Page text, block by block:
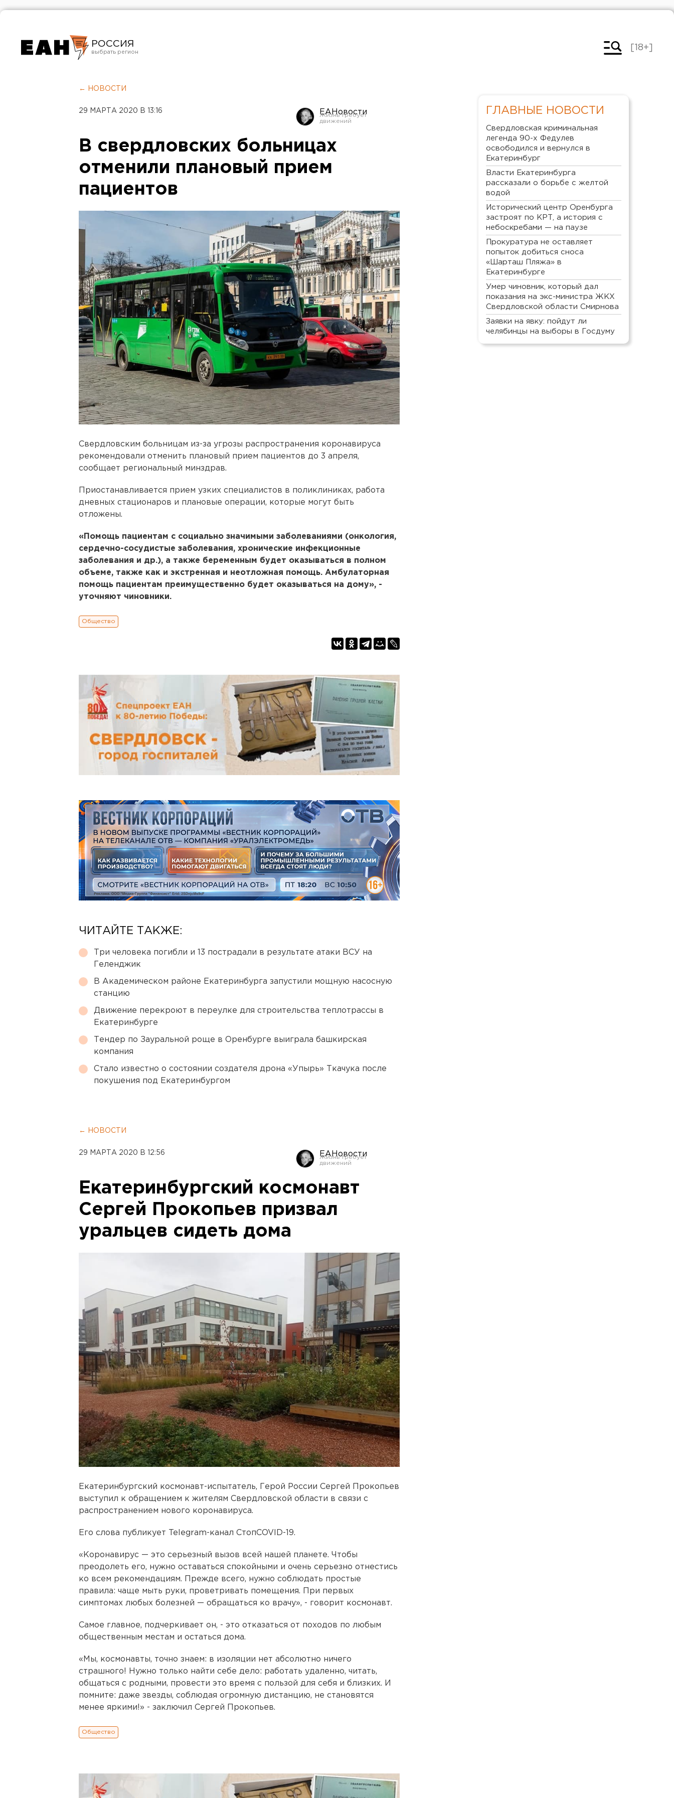
РОССИЯ
Челябинск
[18+]
← НОВОСТИ
29 МАРТА 2020 В 13:16 ЕАНовости
В свердловских больницах
отменили плановый прием
пациентов
Свердловским больницам из-за угрозы распространения коронавируса
рекомендовали отменить плановый прием пациентов до 3 апреля,
сообщает региональный минздрав.
Приостанавливается прием узких специалистов в поликлиниках, работа
дневных стационаров и плановые операции, которые могут быть
отложены.
«Помощь пациентам с социально значимыми заболеваниями (онкология,
сердечно-сосудистые заболевания, хронические инфекционные
заболевания и др.), а также беременным будет оказываться в полном
объеме, также как и экстренная и неотложная помощь. Амбулаторная
помощь пациентам преимущественно будет оказываться на дому», -
уточняют чиновники.
Общество
ЧИТАЙТЕ ТАКЖЕ:
Три человека погибли и 13 пострадали в результате атаки ВСУ на
Геленджик
В Академическом районе Екатеринбурга запустили мощную насосную
станцию
Движение перекроют в переулке для строительства теплотрассы в
Екатеринбурге
Тендер по Зауральной роще в Оренбурге выиграла башкирская
компания
Стало известно о состоянии создателя дрона «Упырь» Ткачука после
покушения под Екатеринбургом
← НОВОСТИ
29 МАРТА 2020 В 12:56 ЕАНовости
Екатеринбургский космонавт
Сергей Прокопьев призвал
уральцев сидеть дома
Екатеринбургский космонавт-испытатель, Герой России Сергей Прокопьев
выступил к обращением к жителям Свердловской области в связи с
распространением нового коронавируса.
Его слова публикует Telegram-канал СтопCOVID-19.
«Коронавирус — это серьезный вызов всей нашей планете. Чтобы
преодолеть его, нужно оставаться спокойными и очень серьезно отнестись
ко всем рекомендациям. Прежде всего, нужно соблюдать простые
правила: чаще мыть руки, проветривать помещения. При первых
симптомах любых болезней — обращаться ко врачу», - говорит космонавт.
Самое главное, подчеркивает он, - это отказаться от походов по любым
общественным местам и остаться дома.
«Мы, космонавты, точно знаем: в изоляции нет абсолютно ничего
страшного! Нужно только найти себе дело: работать удаленно, читать,
общаться с родными, провести это время с пользой для себя и близких. И
помните: даже звезды, соблюдая огромную дистанцию, не становятся
менее яркими!» - заключил Сергей Прокопьев.
Общество
ГЛАВНЫЕ НОВОСТИ
Свердловская криминальная
легенда 90-х Федулев
освободился и вернулся в
Екатеринбург
Власти Екатеринбурга
рассказали о борьбе с желтой
водой
Исторический центр Оренбурга
застроят по КРТ, а история с
небоскребами — на паузе
Прокуратура не оставляет
попыток добиться сноса
«Шарташ Пляжа» в
Екатеринбурге
Умер чиновник, который дал
показания на экс-министра ЖКХ
Свердловской области Смирнова
Заявки на явку: пойдут ли
челябинцы на выборы в Госдуму